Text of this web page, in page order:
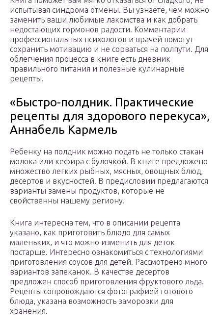
испытывая синдрома отмены. Вы узнаете, чем можно
заменить ваши любимые лакомства и как добрать
недостающих гормонов радости. Комментарии
профессиональных психологов и врачей помогут
сохранить мотивацию и не сорваться на полпути. Для
облегчения процесса в книге есть дневник
правильного питания и полезные кулинарные
рецепты.
«Быстро-полдник. Практические
рецепты для здорового перекуса»,
Аннабель Кармель
Ребенку на полдник можно подать не только стакан
молока или кефира с булочкой. В книге предложено
множество легких рыбных, мясных, овощных блюд,
десертов и вкусностей. В предисловии предлагаются
варианты замены продуктов, которые не
свойственны нашему региону.
Книга интересна тем, что в описании рецепта
указано, как приготовить блюдо для самых
маленьких, и что можно изменить для деток
постарше. Интересно ознакомиться с технологиями
приготовления соусов для детей. Рассмотрено много
вариантов запеканок. В качестве десертов
предложен способ приготовления фруктового льда.
Рецепты сопровождаются фотографией готового
блюда, указана возможность заморозки для
хранения.